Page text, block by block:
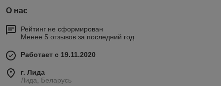
О нас
Рейтинг не сформирован
Менее 5 отзывов за последний год
Работает с 19.11.2020
г. Лида
Лида, Беларусь